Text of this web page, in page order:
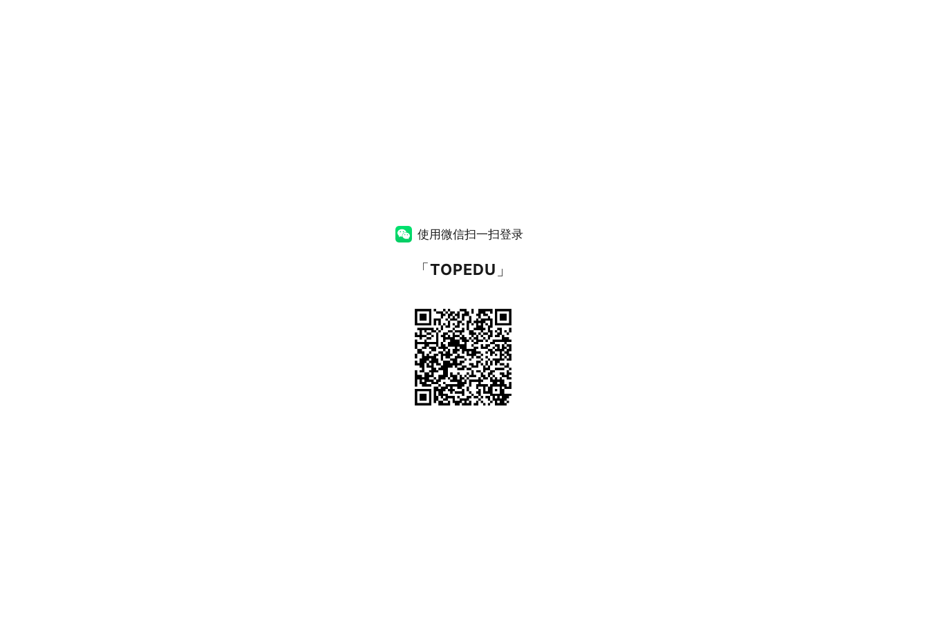
使用微信扫一扫登录
「TOPEDU 」